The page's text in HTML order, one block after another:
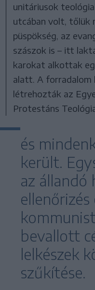
unitáriusok
utcában volt, tőlük
püspökség, az
szászok is – itt
karokat alkottak
alatt. A forradalom
létrehozták az
Protestáns
és
került.
az állandó
ellenőrizés
bevallott
lelkészek
szűkítése.